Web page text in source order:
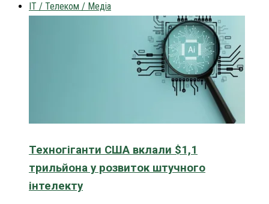
IT / Телеком / Медіа
Техногіганти США вклали $1,1
трильйона у розвиток штучного
інтелекту